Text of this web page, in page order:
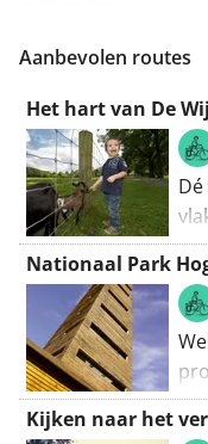
Aanbevolen routes
Het hart van De
Nationaal Park
Kijken naar het